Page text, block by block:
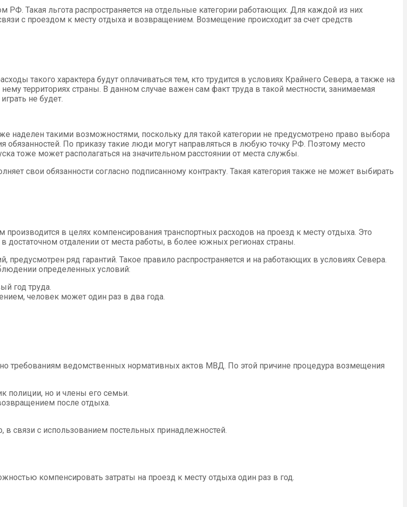
Такая льгота распространяется на отдельные категории работающих. Для каждой из них
с проездом к месту отдыха и возвращением. Возмещение происходит за счет средств
такого характера будут оплачиваться тем, кто трудится в условиях Крайнего Севера, а также на
территориях страны. В данном случае важен сам факт труда в такой местности, занимаемая
не будет.
наделен такими возможностями, поскольку для такой категории не предусмотрено право выбора
обязанностей. По приказу такие люди могут направляться в любую точку РФ. Поэтому место
тоже может располагаться на значительном расстоянии от места службы.
свои обязанности согласно подписанному контракту. Такая категория также не может выбирать
в целях компенсирования транспортных расходов на проезд к месту отдыха. Это
достаточном отдалении от места работы, в более южных регионах страны.
ряд гарантий. Такое правило распространяется и на работающих в условиях Севера.
определенных условий:
год труда.
человек может один раз в два года.
требованиям ведомственных нормативных актов МВД. По этой причине процедура возмещения
полиции, но и члены его семьи.
после отдыха.
связи с использованием постельных принадлежностей.
компенсировать затраты на проезд к месту отдыха один раз в год.